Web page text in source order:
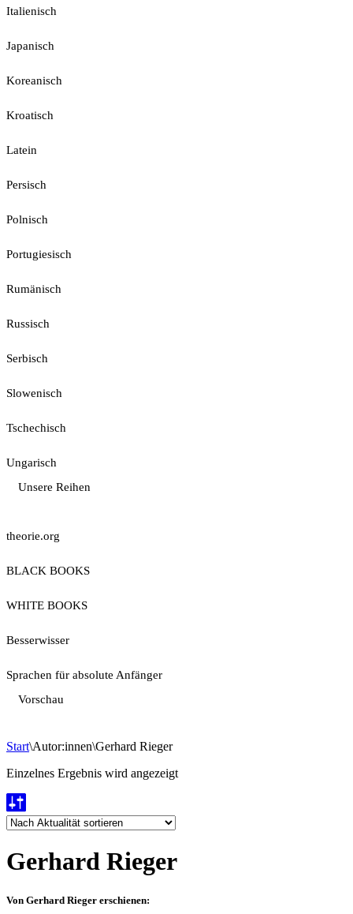
Italienisch
Japanisch
Koreanisch
Kroatisch
Latein
Persisch
Polnisch
Portugiesisch
Rumänisch
Russisch
Serbisch
Slowenisch
Tschechisch
Ungarisch
Unsere Reihen
theorie.org
BLACK BOOKS
WHITE BOOKS
Besserwisser
Sprachen für absolute Anfänger
Vorschau
Start\Autor:innen\Gerhard Rieger
Einzelnes Ergebnis wird angezeigt
Gerhard Rieger
Von Gerhard Rieger erschienen: